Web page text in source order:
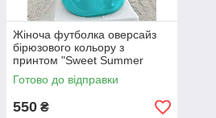
Жіноча футболка оверсайз
бірюзового кольору з
принтом "Sweet Summer
Time"
Готово до відправки
550 ₴